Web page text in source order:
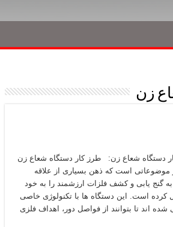
زن
دستگاه شعاع زن: طرز کار دستگاه شعاع زن
موضوعاتی‌ است که ذهن بسیاری از علاقه‌
گنج‌ یابی و کشف فلزات ارزشمند را به خود
کرده است. این دستگاه‌ ها با تکنولوژی خاصی
اند تا بتوانند از فواصل دور، اهداف فلزی